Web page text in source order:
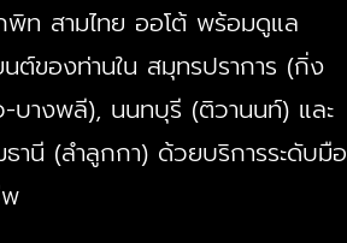
ท สามไทย ออโต้ พร้อมดูแล
ต์ของท่านใน สมุทรปราการ (กิ่ง
บางพลี), นนทบุรี (ติวานนท์) และ
านี (ลำลูกกา) ด้วยบริการระดับมือ